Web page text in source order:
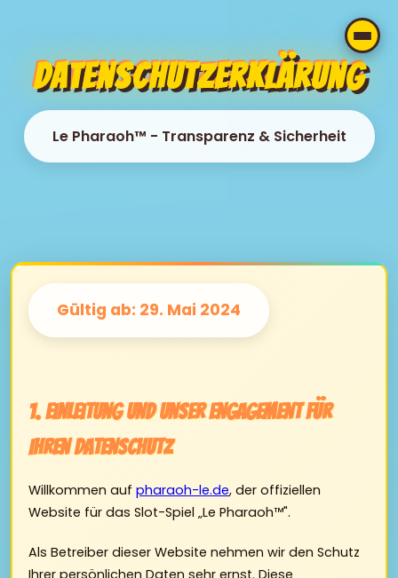
Datenschutzerklärung
Le Pharaoh™ - Transparenz & Sicherheit
Gültig ab: 29. Mai 2024
1. Einleitung und unser Engagement für
Ihren Datenschutz
Willkommen auf pharaoh-le.de, der offiziellen
Website für das Slot-Spiel „Le Pharaoh™".
Als Betreiber dieser Website nehmen wir den Schutz
Ihrer persönlichen Daten sehr ernst. Diese